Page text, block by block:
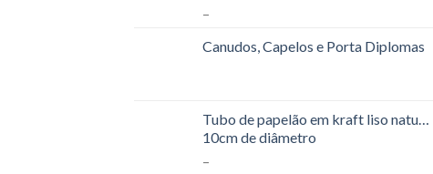
–
Canudos, Capelos e Porta Diplomas
Tubo de papelão em kraft liso natural
10cm de diâmetro
–